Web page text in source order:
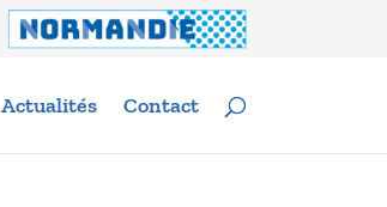
Actualités Contact